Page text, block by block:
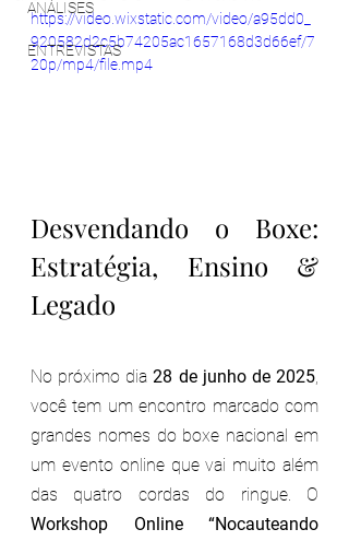
ANÁLISES
ENTREVISTAS
https://video.wixstatic.com/video/a95dd0_
920582d2c5b74205ac1657168d3d66ef/7
20p/mp4/file.mp4
Desvendando o Boxe:
Estratégia, Ensino &
Legado
No próximo dia 28 de junho de 2025
você tem um encontro marcado com
grandes nomes do boxe nacional em
um evento online que vai muito além
Workshop Online “Nocauteando